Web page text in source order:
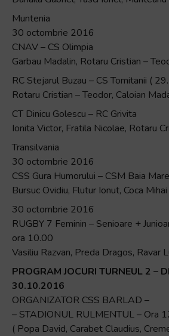
Muntenia
30 octombrie 2016
CNAV – CS Olimpia
Garbau Madalin, Rotaru Cristian –
RC Stejarul Buzau – CS Tomitanii (
Rotaru Cristian – Teodor, Caloian
CT Dinicu Golescu – RC Grivita
Ionita Victor, Fratila Nicolae, Rotaru
Transilvania
30 octombrie 2016
CSS Gura Humorului – CSM Baia Mare
Bursuc Ovidiu, Flutur Ionut, Coca Mihai
30 octombrie 2016
RUGBY 7 Feminin – Senioare +
ora 10.00
Vasiliu Razvan, Preda Dragos, Ravar
PROGRAM JOCURI TURNEUL 2 –
30.10.2016
ORGANIZATOR CSS BARLAD –
– STADIONUL RULMENTUL – Ora
( Popa David, Carabet Claudius,